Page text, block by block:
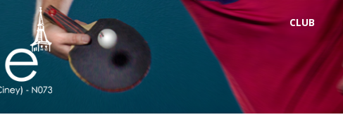
CLUB